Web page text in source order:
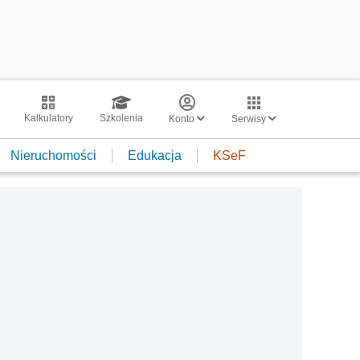
Kalkulatory Szkolenia Konto Serwisy
Nieruchomości Edukacja KSeF